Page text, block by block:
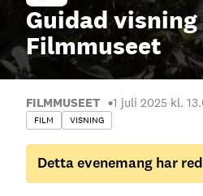
Guidad visning
Filmmuseet
FILMMUSEET 1 juli 2025 kl.
FILM VISNING
Detta evenemang har